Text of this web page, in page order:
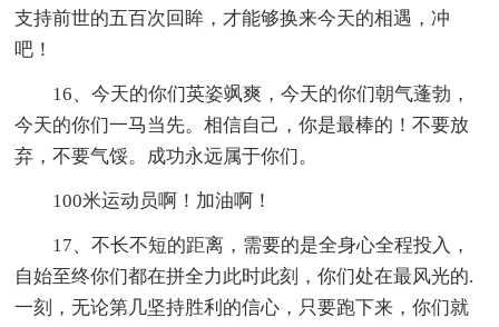
支持前世的五百次回眸，才能够换来今天的相遇，冲
吧！
16、今天的你们英姿飒爽，今天的你们朝气蓬勃，
今天的你们一马当先。相信自己，你是最棒的！不要放
弃，不要气馁。成功永远属于你们。
100米运动员啊！加油啊！
17、不长不短的距离，需要的是全身心全程投入，
自始至终你们都在拼全力此时此刻，你们处在最风光的.
一刻，无论第几坚持胜利的信心，只要跑下来，你们就